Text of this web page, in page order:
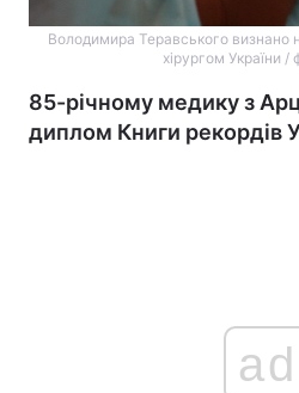
Володимира Теравського
хірургом України /
85-річному медику з
диплом Книги рекордів
ad